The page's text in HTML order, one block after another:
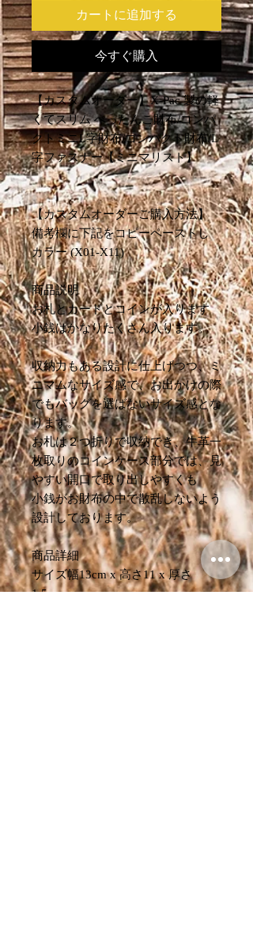
カートに追加する
今すぐ購入
【カスタムオーダー】X-Pac 製の軽
くてスリム ぺったんこ財布/コンパ
クトミニL字財布/コンパクト財布/L
字ファスナー【ミニマリスト】
【カスタムオーダーご購入方法】
備考欄に下記をコピーペーストし
カラー (X01-X11)
商品説明
お札とカードとコインが入ります
小銭はかなりたくさん入ります。
収納力もある設計に仕上げつつ、ミ
ニマムなサイズ感で、お出かけの際
でもバッグを選ばないサイズ感とな
ります。
お札は２つ折りで収納でき、牛革一
枚取りのコインケース部分では、見
やすい開口で取り出しやすくも
小銭がお財布の中で散乱しないよう
設計しております。
商品詳細
サイズ幅13cm x 高さ11 x 厚さ
1.5cm